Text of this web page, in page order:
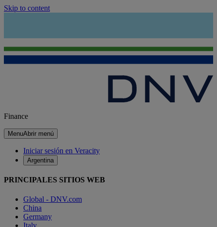
Skip to content
Finance
MenuAbrir menú
Iniciar sesión en Veracity
Argentina
PRINCIPALES SITIOS WEB
Global - DNV.com
China
Germany
Italy